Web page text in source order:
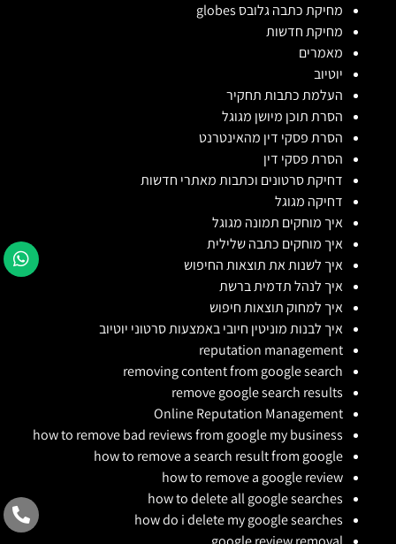
מחיקת כתבה גלובס globes
מחיקת חדשות
מאמרים
יוטיוב
העלמת כתבות תחקיר
הסרת תוכן מיושן מגוגל
הסרת פסקי דין מהאינטרנט
הסרת פסקי דין
דחיקת סרטונים וכתבות מאתרי חדשות
דחיקה מגוגל
איך מוחקים תמונה מגוגל
איך מוחקים כתבה שלילית
איך לשנות את תוצאות החיפוש
איך לנהל תדמית ברשת
איך למחוק תוצאות חיפוש
איך לבנות מוניטין חיובי באמצעות סרטוני יוטיוב
reputation management
removing content from google search
remove google search results
Online Reputation Management
how to remove bad reviews from google my business
how to remove a search result from google
how to remove a google review
how to delete all google searches
how do i delete my google searches